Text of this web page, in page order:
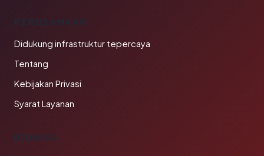
PERUSAHAAN
Didukung infrastruktur tepercaya
Tentang
Kebijakan Privasi
Syarat Layanan
BAHASA